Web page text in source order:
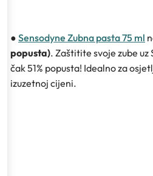
● Sensodyne Zubna pasta 75 ml
popusta). Zaštitite svoje zube uz
čak 51% popusta! Idealno za
izuzetnoj cijeni.